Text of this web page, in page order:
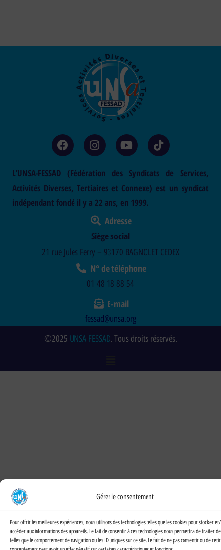
Gérer le consentement
Pour offrir les meilleures expériences, nous utilisons des technologies telles que les cookies pour stocker
accéder aux informations des appareils. Le fait de consentir à ces technologies nous permettra de traiter
telles que le comportement de navigation ou les ID uniques sur ce site. Le fait de ne pas consentir ou de
L’UNSA-FESSAD (Fédération des Syndicats de Services,
Activités Diverses, Tertiaires et Connexe) est un syndicat
indépendant fondé il y a 22 ans, en 1999.
Adresse
Siège social
21 rue Jules Ferry – 93170 BAGNOLET CEDEX
N° de téléphone
01 48 18 88 54
E-mail
fessad@unsa.org
©2025 UNSA FESSAD. Tous droits réservés.